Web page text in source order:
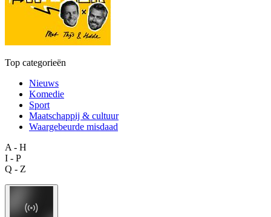
Top categorieën
Nieuws
Komedie
Sport
Maatschappij & cultuur
Waargebeurde misdaad
A - H
I - P
Q - Z